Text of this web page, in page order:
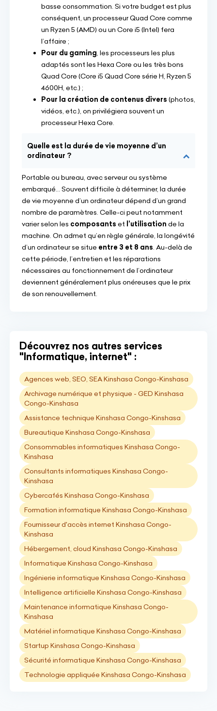
basse consommation. Si votre budget est plus
conséquent, un processeur Quad Core comme
un Ryzen 5 (AMD) ou un Core i5 (Intel) fera
l’affaire ;
Pour du gaming , les processeurs les plus
adaptés sont les Hexa Core ou les très bons
Quad Core (Core i5 Quad Core série H, Ryzen 5
4600H, etc.) ;
Pour la création de contenus divers (photos,
vidéos, etc.), on privilégiera souvent un
processeur Hexa Core.
Quelle est la durée de vie moyenne d’un
ordinateur ?
Portable ou bureau, avec serveur ou système
embarqué... Souvent difficile à déterminer, la durée
de vie moyenne d’un ordinateur dépend d’un grand
nombre de paramètres. Celle-ci peut notamment
varier selon les composants et l’utilisation de la
machine. On admet qu’en règle générale, la longévité
d’un ordinateur se situe entre 3 et 8 ans. Au-delà de
cette période, l’entretien et les réparations
nécessaires au fonctionnement de l’ordinateur
deviennent généralement plus onéreuses que le prix
de son renouvellement.
Découvrez nos autres services
"Informatique, internet" :
Agences web, SEO, SEA Kinshasa Congo-Kinshasa
Archivage numérique et physique - GED Kinshasa
Congo-Kinshasa
Assistance technique Kinshasa Congo-Kinshasa
Bureautique Kinshasa Congo-Kinshasa
Consommables informatiques Kinshasa Congo-
Kinshasa
Consultants informatiques Kinshasa Congo-
Kinshasa
Cybercafés Kinshasa Congo-Kinshasa
Formation informatique Kinshasa Congo-Kinshasa
Fournisseur d'accès internet Kinshasa Congo-
Kinshasa
Hébergement, cloud Kinshasa Congo-Kinshasa
Informatique Kinshasa Congo-Kinshasa
Ingénierie informatique Kinshasa Congo-Kinshasa
Intelligence artificielle Kinshasa Congo-Kinshasa
Maintenance informatique Kinshasa Congo-
Kinshasa
Matériel informatique Kinshasa Congo-Kinshasa
Startup Kinshasa Congo-Kinshasa
Sécurité informatique Kinshasa Congo-Kinshasa
Technologie appliquée Kinshasa Congo-Kinshasa